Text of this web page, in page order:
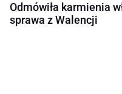
Odmówiła karmienia
sprawa z Walencji